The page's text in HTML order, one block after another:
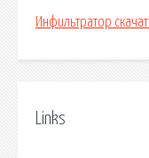
Инфильтратор
Links